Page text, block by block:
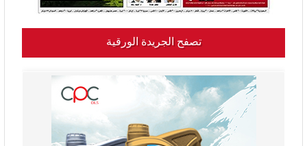
تصفح الجريدة الورقية